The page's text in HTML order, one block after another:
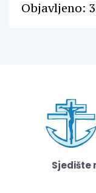
Objavljeno:
Sjedište